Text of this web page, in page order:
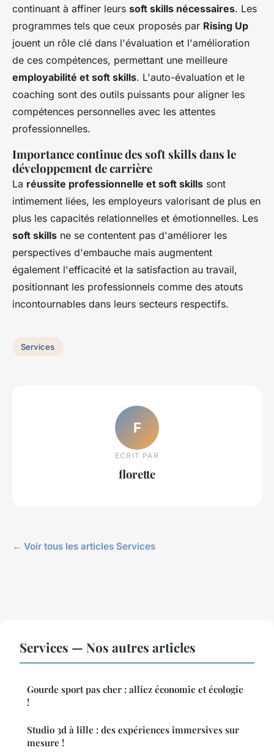
continuant à affiner leurs soft skills nécessaires. Les
programmes tels que ceux proposés par Rising Up
jouent un rôle clé dans l'évaluation et l'amélioration
de ces compétences, permettant une meilleure
employabilité et soft skills. L'auto-évaluation et le
coaching sont des outils puissants pour aligner les
compétences personnelles avec les attentes
professionnelles.
Importance continue des soft skills dans le
développement de carrière
La réussite professionnelle et soft skills sont
intimement liées, les employeurs valorisant de plus en
plus les capacités relationnelles et émotionnelles. Les
soft skills ne se contentent pas d'améliorer les
perspectives d'embauche mais augmentent
également l'efficacité et la satisfaction au travail,
positionnant les professionnels comme des atouts
incontournables dans leurs secteurs respectifs.
Services
F
ECRIT PAR
florette
← Voir tous les articles Services
Services — Nos autres articles
Gourde sport pas cher : alliez économie et écologie
!
Studio 3d à lille : des expériences immersives sur
mesure !